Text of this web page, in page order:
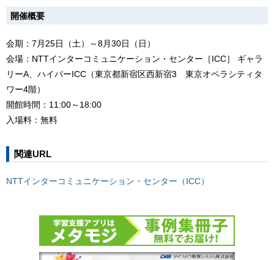
開催概要
会期：7月25日（土）～8月30日（日）
会場：NTTインターコミュニケーション・センター［ICC］ ギャラ
リーA、ハイパーICC（東京都新宿区西新宿3 東京オペラシティタ
ワー4階）
開館時間：11:00～18:00
入場料：無料
関連URL
NTTインターコミュニケーション・センター（ICC）